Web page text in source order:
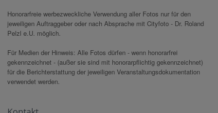
Honorarfreie werbezweckliche Verwendung aller Fotos nur für den
jeweiligen Auftraggeber oder nach Absprache mit Cityfoto - Dr. Roland
Pelzl e.U. möglich.
Für Medien der Hinweis: Alle Fotos dürfen - wenn honorarfrei
gekennzeichnet - (außer sie sind mit honorarpflichtig gekennzeichnet)
für die Berichterstattung der jeweiligen Veranstaltungsdokumentation
verwendet werden.